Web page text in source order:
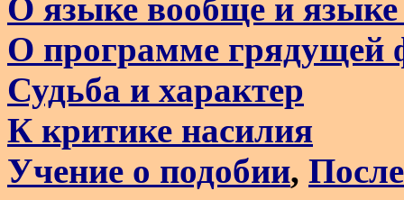
О языке вообще и языке
О программе грядущей
Судьба и характер
К критике насилия
Учение о подобии,